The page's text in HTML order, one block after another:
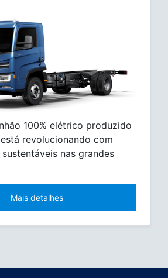
100% elétrico produzido
revolucionando com
nas grandes
Mais detalhes